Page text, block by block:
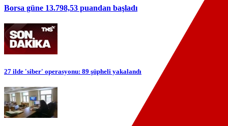
Borsa güne 13.798,53 puandan başladı
27 ilde 'siber' operasyonu: 89 şüpheli yakalandı